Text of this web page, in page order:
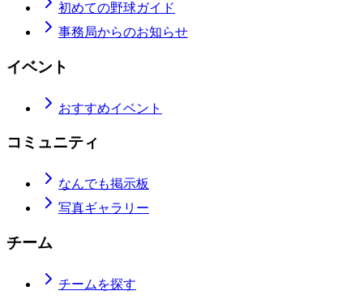
初めての野球ガイド
事務局からのお知らせ
イベント
おすすめイベント
コミュニティ
なんでも掲示板
写真ギャラリー
チーム
チームを探す